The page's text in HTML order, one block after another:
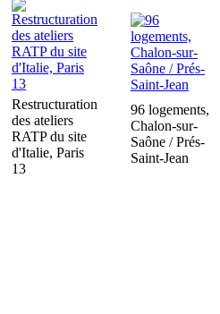
Restructuration
des ateliers
RATP du site
d'Italie, Paris
13
96 logements,
Chalon-sur-
Saône / Prés-
Saint-Jean